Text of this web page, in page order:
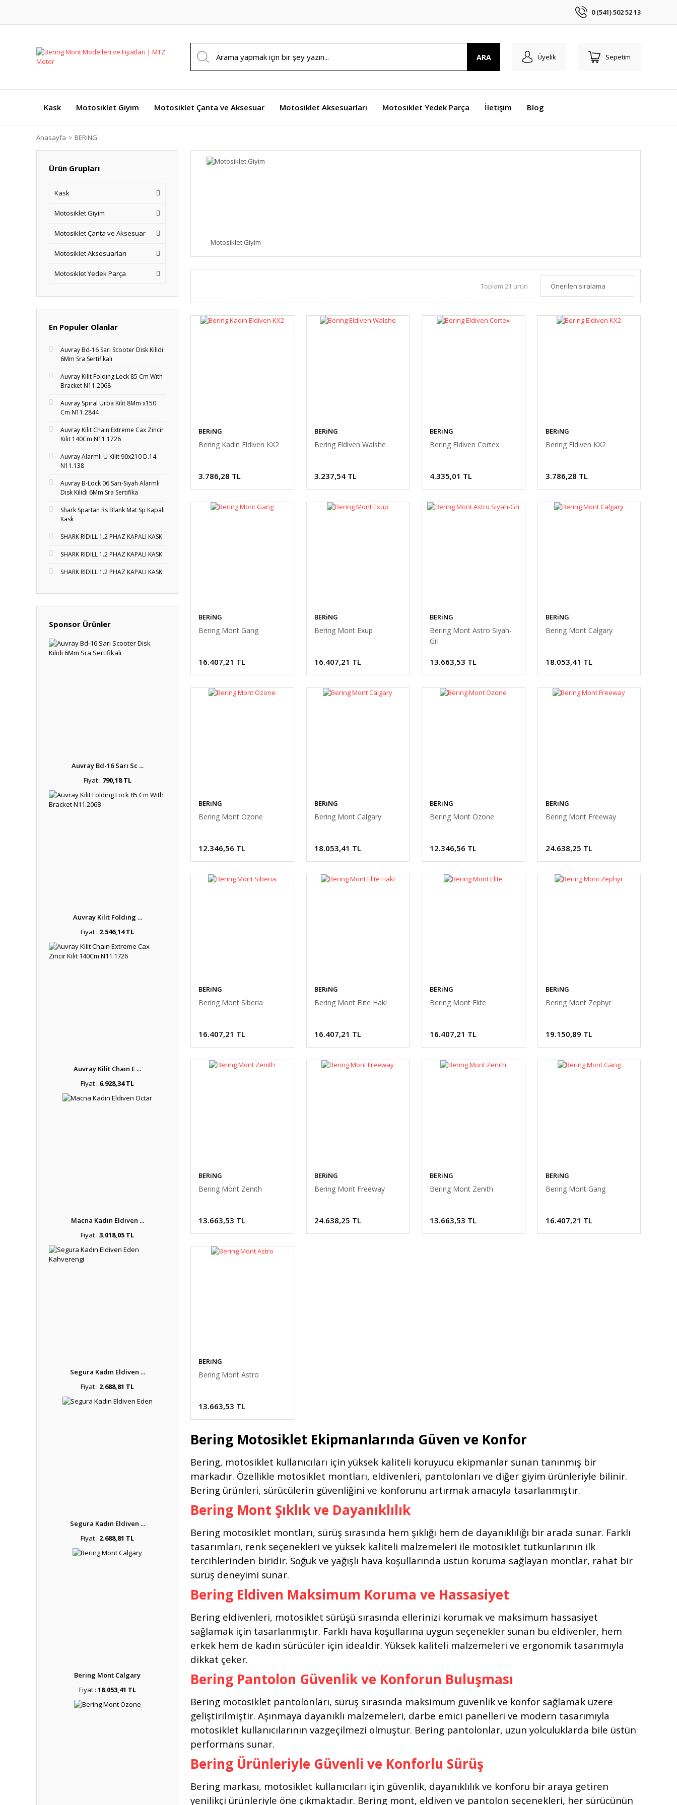
0 (541) 502 52 13
ARA Üyelik Sepetim
Kask Motosiklet Giyim Motosiklet Çanta ve Aksesuar Motosiklet Aksesuarları Motosiklet Yedek Parça İletişim Blog
Anasayfa BERiNG
Ürün Grupları
Kask
Motosiklet Giyim
Motosiklet Çanta ve Aksesuar
Motosiklet Aksesuarları
Motosiklet Yedek Parça
En Populer Olanlar
Auvray Bd-16 Sarı Scooter Disk Kilidi
6Mm Sra Sertifikalı
Auvray Kilit Foldıng Lock 85 Cm Wıth
Bracket N11.2068
Auvray Spıral Urba Kilit 8Mm x150
Cm N11.2844
Auvray Kilit Chaın Extreme Cax Zincir
Kilit 140Cm N11.1726
Auvray Alarmlı U Kilit 90x210 D.14
N11.138
Auvray B-Lock 06 Sarı-Siyah Alarmlı
Disk Kilidi 6Mm Sra Sertifika
Shark Spartan Rs Blank Mat Sp Kapalı
Kask
SHARK RIDILL 1.2 PHAZ KAPALI KASK
SHARK RIDILL 1.2 PHAZ KAPALI KASK
SHARK RIDILL 1.2 PHAZ KAPALI KASK
Sponsor Ürünler
Auvray Bd-16 Sarı Sc ...
Fiyat : 790,18 TL
Auvray Kilit Foldıng ...
Fiyat : 2.546,14 TL
Auvray Kilit Chaın E ...
Fiyat : 6.928,34 TL
Macna Kadın Eldiven ...
Fiyat : 3.018,05 TL
Segura Kadın Eldiven ...
Fiyat : 2.688,81 TL
Segura Kadın Eldiven ...
Fiyat : 2.688,81 TL
Bering Mont Calgary
Fiyat : 18.053,41 TL
Motosiklet Giyim
Toplam 21 ürün
BERiNG
Bering Kadın Eldiven KX2
3.786,28 TL
BERiNG
Bering Eldiven Walshe
3.237,54 TL
BERiNG
Bering Eldiven Cortex
4.335,01 TL
BERiNG
Bering Eldiven KX2
3.786,28 TL
BERiNG
Bering Mont Gang
16.407,21 TL
BERiNG
Bering Mont Exup
16.407,21 TL
BERiNG
Bering Mont Astro Siyah-
Gri
13.663,53 TL
BERiNG
Bering Mont Calgary
18.053,41 TL
BERiNG
Bering Mont Ozone
12.346,56 TL
BERiNG
Bering Mont Calgary
18.053,41 TL
BERiNG
Bering Mont Ozone
12.346,56 TL
BERiNG
Bering Mont Freeway
24.638,25 TL
BERiNG
Bering Mont Siberia
16.407,21 TL
BERiNG
Bering Mont Elıte Haki
16.407,21 TL
BERiNG
Bering Mont Elıte
16.407,21 TL
BERiNG
Bering Mont Zephyr
19.150,89 TL
BERiNG
Bering Mont Zenıth
13.663,53 TL
BERiNG
Bering Mont Freeway
24.638,25 TL
BERiNG
Bering Mont Zenıth
13.663,53 TL
BERiNG
Bering Mont Gang
16.407,21 TL
BERiNG
Bering Mont Astro
13.663,53 TL
Bering Motosiklet Ekipmanlarında Güven ve Konfor
Bering, motosiklet kullanıcıları için yüksek kaliteli koruyucu ekipmanlar sunan tanınmış bir
markadır. Özellikle motosiklet montları, eldivenleri, pantolonları ve diğer giyim ürünleriyle bilinir.
Bering ürünleri, sürücülerin güvenliğini ve konforunu artırmak amacıyla tasarlanmıştır.
Bering Mont Şıklık ve Dayanıklılık
Bering motosiklet montları, sürüş sırasında hem şıklığı hem de dayanıklılığı bir arada sunar. Farklı
tasarımları, renk seçenekleri ve yüksek kaliteli malzemeleri ile motosiklet tutkunlarının ilk
tercihlerinden biridir. Soğuk ve yağışlı hava koşullarında üstün koruma sağlayan montlar, rahat bir
sürüş deneyimi sunar.
Bering Eldiven Maksimum Koruma ve Hassasiyet
Bering eldivenleri, motosiklet sürüşü sırasında ellerinizi korumak ve maksimum hassasiyet
sağlamak için tasarlanmıştır. Farklı hava koşullarına uygun seçenekler sunan bu eldivenler, hem
erkek hem de kadın sürücüler için idealdir. Yüksek kaliteli malzemeleri ve ergonomik tasarımıyla
dikkat çeker.
Bering Pantolon Güvenlik ve Konforun Buluşması
Bering motosiklet pantolonları, sürüş sırasında maksimum güvenlik ve konfor sağlamak üzere
geliştirilmiştir. Aşınmaya dayanıklı malzemeleri, darbe emici panelleri ve modern tasarımıyla
motosiklet kullanıcılarının vazgeçilmezi olmuştur. Bering pantolonlar, uzun yolculuklarda bile üstün
performans sunar.
Bering Ürünleriyle Güvenli ve Konforlu Sürüş
Bering markası, motosiklet kullanıcıları için güvenlik, dayanıklılık ve konforu bir araya getiren
yenilikçi ürünleriyle öne çıkmaktadır. Bering mont, eldiven ve pantolon seçenekleri, her sürücünün